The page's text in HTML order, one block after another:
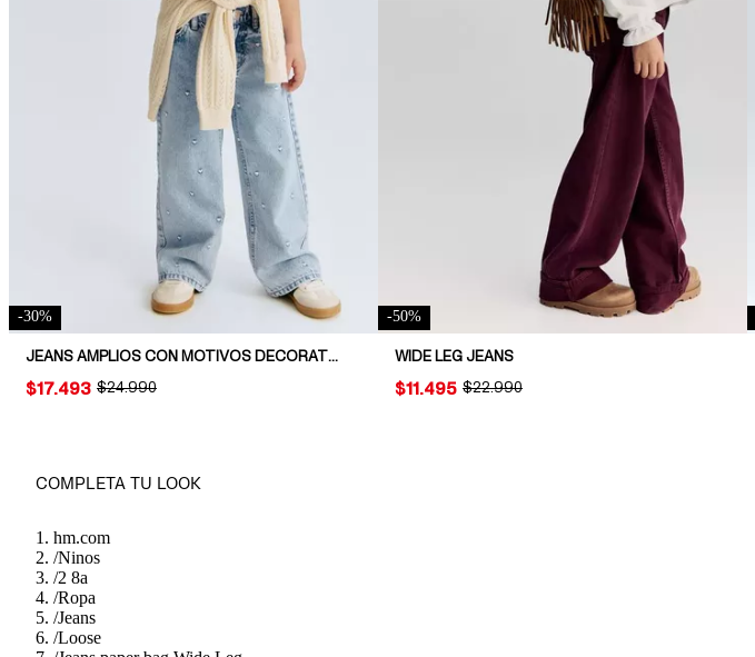
-30%
JEANS AMPLIOS CON MOTIVOS DECORATIVOS
ORIGINAL PRICE:
$24.990
PRICE:
$17.493
-50%
WIDE LEG JEANS
ORIGINAL PRICE:
$22.990
PRICE:
$11.495
COMPLETA TU LOOK
hm.com
/Ninos
/2 8a
/Ropa
/Jeans
/Loose